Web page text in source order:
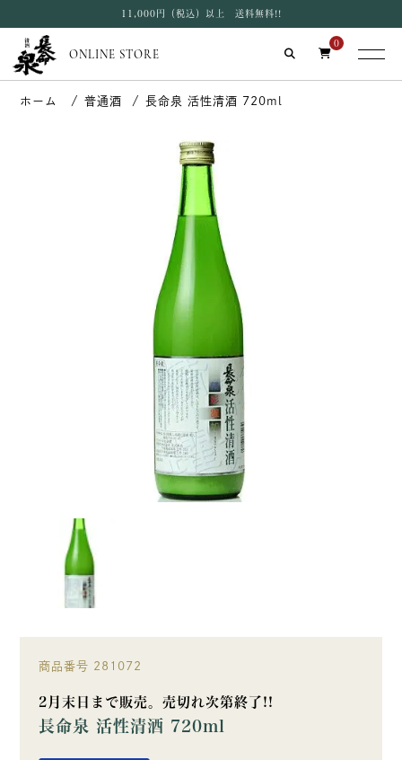
11,000円（税込）以上 送料無料!!
ONLINE STORE
0
普通酒 長命泉 活性清酒 720ml
商品番号 281072
2月末日まで販売。売切れ次第終了!!
長命泉 活性清酒 720ml